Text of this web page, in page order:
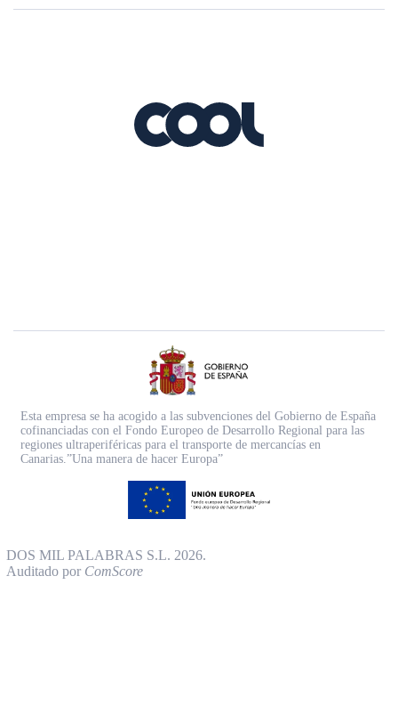
Esta empresa se ha acogido a las subvenciones del Gobierno de España
cofinanciadas con el Fondo Europeo de Desarrollo Regional para las
regiones ultraperiféricas para el transporte de mercancías en
Canarias.”Una manera de hacer Europa”
DOS MIL PALABRAS S.L. 2026.
Auditado por ComScore